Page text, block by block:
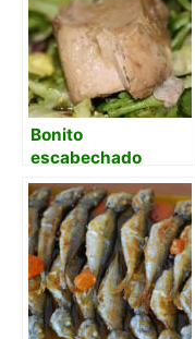
Bonito
escabechado